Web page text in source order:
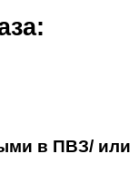
в ПВЗ/ или